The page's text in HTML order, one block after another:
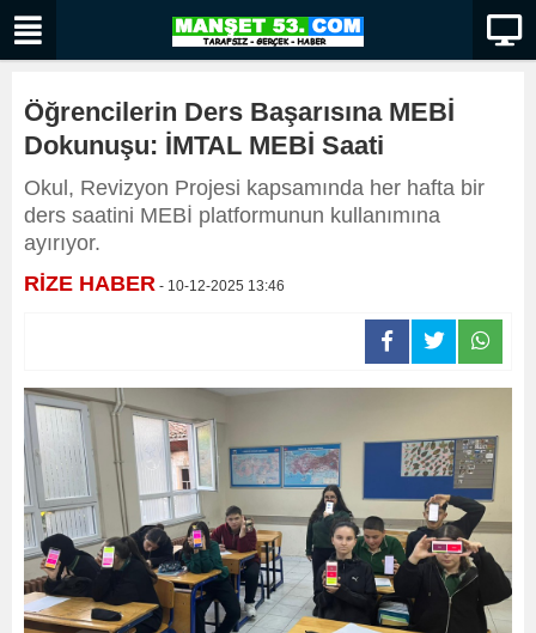
Öğrencilerin Ders Başarısına MEBİ
Dokunuşu: İMTAL MEBİ Saati
Okul, Revizyon Projesi kapsamında her hafta bir
ders saatini MEBİ platformunun kullanımına
ayırıyor.
RİZE HABER - 10-12-2025 13:46